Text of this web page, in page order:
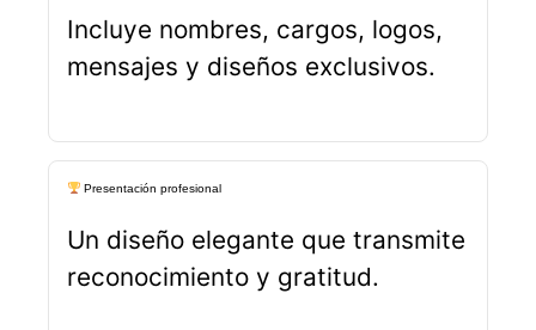
Incluye nombres, cargos, logos,
mensajes y diseños exclusivos.
Presentación profesional
Un diseño elegante que transmite
reconocimiento y gratitud.